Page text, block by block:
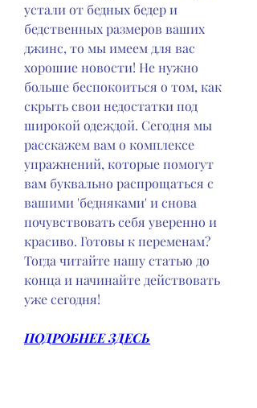
устали от бедных бедер и
бедственных размеров ваших
джинс, то мы имеем для вас
хорошие новости! Не нужно
больше беспокоиться о том, как
скрыть свои недостатки под
широкой одеждой. Сегодня мы
расскажем вам о комплексе
упражнений, которые помогут
вам буквально распрощаться с
вашими 'бедняками' и снова
почувствовать себя уверенно и
красиво. Готовы к переменам?
Тогда читайте нашу статью до
конца и начинайте действовать
уже сегодня!
ПОДРОБНЕЕ ЗДЕСЬ